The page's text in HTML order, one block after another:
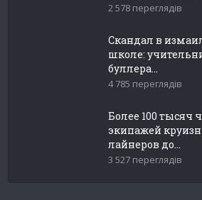
2 578 переглядів
Скандал в
школе:
буллера...
4 785 переглядів
Более 100 тысяч
экипажей
лайнеров до...
3 527 переглядів